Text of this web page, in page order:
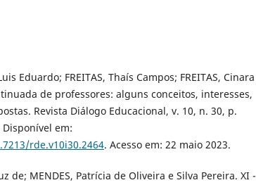
Eduardo; FREITAS, Thaís Campos; FREITAS, Cinara
de professores: alguns conceitos, interesses,
Revista Diálogo Educacional, v. 10, n. 30, p.
em:
rde.v10i30.2464. Acesso em: 22 maio 2023.
de; MENDES, Patrícia de Oliveira e Silva Pereira. XI -